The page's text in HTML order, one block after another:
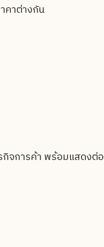
คาต่างกัน
จการค้า พร้อมแสดงต่อ